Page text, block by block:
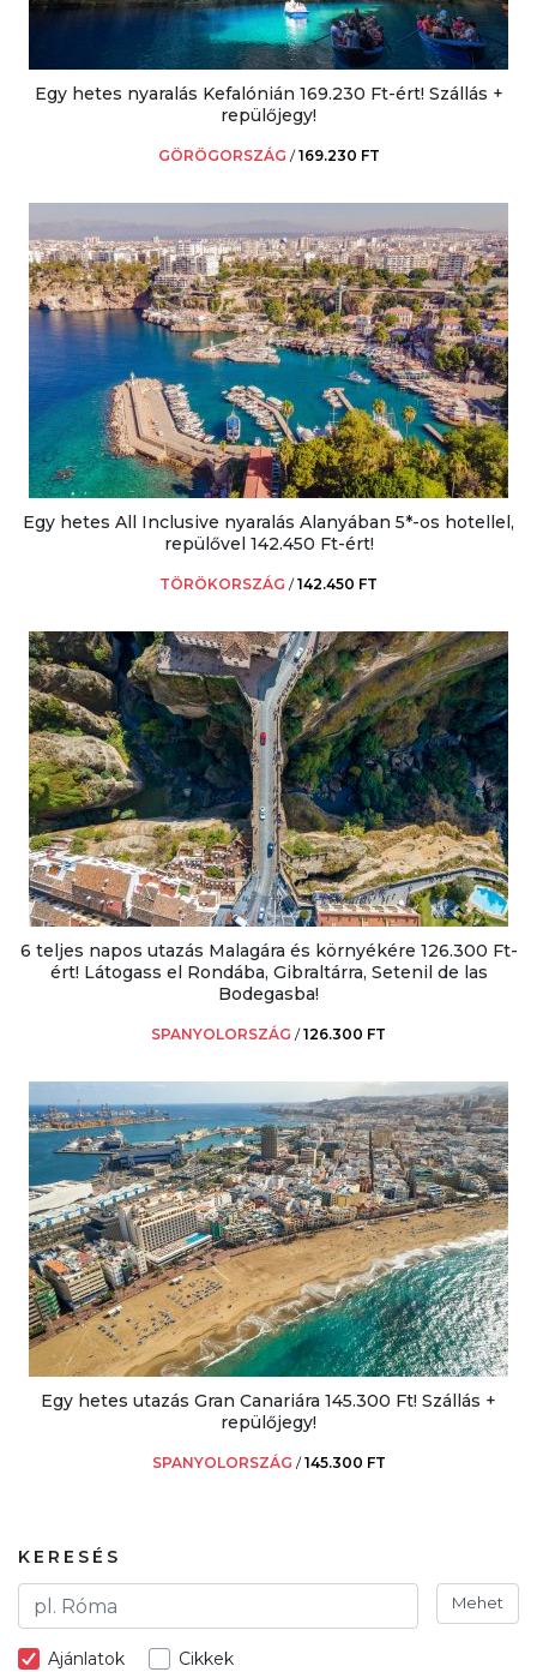
Egy hetes nyaralás Kefalónián 169.230 Ft-ért! Szállás +
repülőjegy!
GÖRÖGORSZÁG /169.230 FT
Egy hetes All Inclusive nyaralás Alanyában 5*-os hotellel,
repülővel 142.450 Ft-ért!
TÖRÖKORSZÁG /142.450 FT
6 teljes napos utazás Malagára és környékére 126.300 Ft-
ért! Látogass el Rondába, Gibraltárra, Setenil de las
Bodegasba!
SPANYOLORSZÁG /126.300 FT
Egy hetes utazás Gran Canariára 145.300 Ft! Szállás +
repülőjegy!
SPANYOLORSZÁG /145.300 FT
KERESÉS
Mehet
Ajánlatok Cikkek